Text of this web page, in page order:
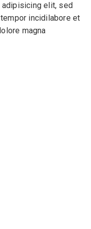
elit, sed
incidilabore et
magna